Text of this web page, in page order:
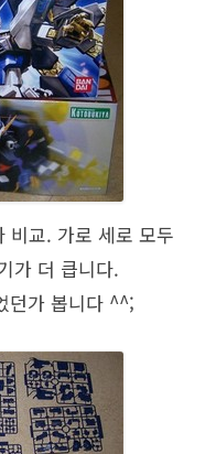
비교. 가로 세로 모두
가 더 큽니다.
던가 봅니다 ^^;